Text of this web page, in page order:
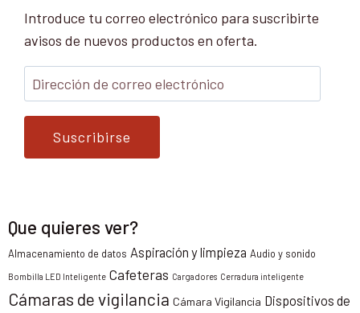
Introduce tu correo electrónico para suscribirte
avisos de nuevos productos en oferta.
Suscribirse
Que quieres ver?
Almacenamiento de datos Aspiración y limpieza Audio y sonido
Bombilla LED Inteligente Cafeteras Cargadores Cerradura inteligente
Cámaras de vigilancia Cámara Vigilancia Dispositivos de